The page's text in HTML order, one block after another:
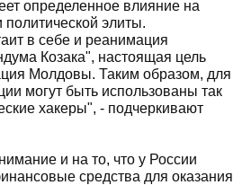
определенное влияние на
политической элиты.
в себе и реанимация
Козака", настоящая цель
Молдовы. Таким образом, для
могут быть использованы так
хакеры", - подчеркивают
и на то, что у России
средства для оказания